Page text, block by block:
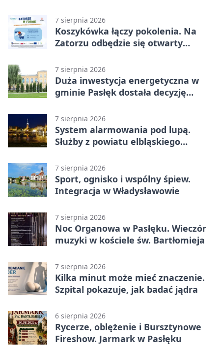
7 sierpnia 2026
Koszykówka łączy pokolenia. Na
Zatorzu odbędzie się otwarty
7 sierpnia 2026
Duża inwestycja energetyczna w
gminie Pasłęk dostała decyzję
7 sierpnia 2026
System alarmowania pod lupą.
Służby z powiatu elbląskiego
7 sierpnia 2026
Sport, ognisko i wspólny śpiew.
Integracja w Władysławowie
7 sierpnia 2026
Noc Organowa w Pasłęku. Wieczór
muzyki w kościele św. Bartłomieja
7 sierpnia 2026
Kilka minut może mieć znaczenie.
Szpital pokazuje, jak badać jądra
6 sierpnia 2026
Rycerze, oblężenie i Bursztynowe
Fireshow. Jarmark w Pasłęku